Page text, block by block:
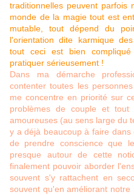
traditionnelles peuvent
monde de la magie tout est
mutable, tout dépend du
l'orientation dite karmique
tout ceci est bien
pratiquer sérieusement !
Dans ma démarche
contenter toutes les
me concentre en priorité sur
problèmes de couple et
amoureuses (au sens large du
y a déjà beaucoup à faire
de prendre conscience que
presque autour de cette
finalement pouvoir aborder
souvent s'y rattachent en
souvent qu'en améliorant